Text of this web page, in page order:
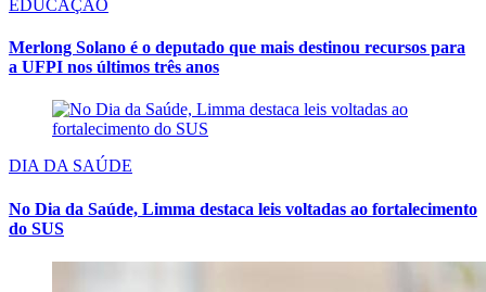
EDUCAÇÃO
Merlong Solano é o deputado que mais destinou recursos para
a UFPI nos últimos três anos
DIA DA SAÚDE
No Dia da Saúde, Limma destaca leis voltadas ao fortalecimento
do SUS